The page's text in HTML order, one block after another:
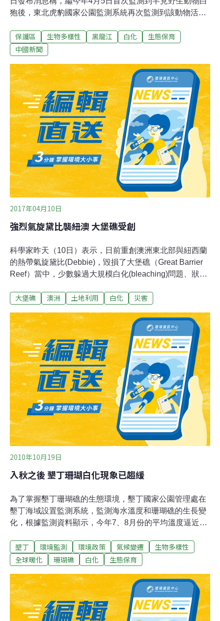
狍後，東北虎豹國家公園監測系統再次監測到該動物活動
一段罕見的動物視頻，同一鏡頭中完整記錄了一黃一白兩
隻鹿科動物正在林中活動。經國家林業和草原局東北虎豹
為狍，其中白色鹿科動物為罕見的白狍，黃是雄性，白是
雌性狍。狍隸屬於哺乳綱偶蹄目鹿科屬，是中國「三有」
保護動物。通常情況下都是黃色的，白是因為子發生了罕
見的白化現象。
保護區 生物多樣性 黑龍江 白化
生態保育
中國新聞
2017年04月10日
強烈氣旋黛比襲紐澳 大堡礁受創
科學家昨天（10日）表示，日前重創澳洲東北部與紐西蘭
的熱帶氣旋黛比(Debbie)，毀損了大堡礁（Great Barrier
Reef）當中，少數躲過大規模白化(bleaching)問題、狀況
人員與經濟損失。最近幾週以來，黛比已造成至少6人死
珊瑚礁卓越研究中心（ARC Centre of Excellence for
Coral Reef Studies）的科學家表示，這個強勁且移動速度
緩慢的氣旋系統，襲擊大堡礁較為健康的區段。其所造成
的損害，比氣旋可能帶來的有益冷卻效應還大。 ARC透過
聲明指出，「相較於這個氣旋造成的損害，與它相關的任
何冷卻效應，可能都不值一顧。很不幸地，它襲擊了先前
大致躲過最糟糕白化問題的大堡礁區段。」 ARC並補充，
由於海水溫度異常較暖，導致大堡礁這處世
大堡礁 澳洲 土地利用 白化 災害
2010年10月19日
入秋之後 墾丁珊瑚白化現象已趨緩
為了掌握墾丁珊瑚礁的生態環境，墾丁國家公園管理處在
墾丁海域設置監測系統，監測海水溫度和珊瑚礁的生長變
化，根據監測資料顯示，今年7、8月份的平均溫度逼近攝
的9月和10月，隨著氣溫降到攝氏27度左右，白化面積和
擴散情形已經明顯趨緩。墾管處保育研究課長馬協群課長
出現不同程度的白化現象，像是一個循環，但令人憂心的
是，全球氣候變遷和暖化，是否會導致珊瑚的循環性跟往
年不一樣，值得注意。
墾丁 環境監測 環境政策 氣候變遷
生物多樣性
全球暖化
珊瑚礁 白化 生態保育